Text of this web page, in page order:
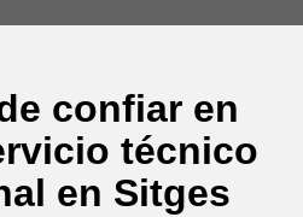
confiar en
técnico
en Sitges